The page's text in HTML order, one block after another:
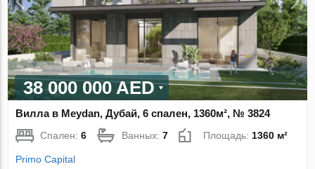
38 000 000 AED
Вилла в Meydan, Дубай, 6 спален, 1360м², № 3824
Спален:6 Ванных:7 Площадь: 1360 м²
Primo Capital